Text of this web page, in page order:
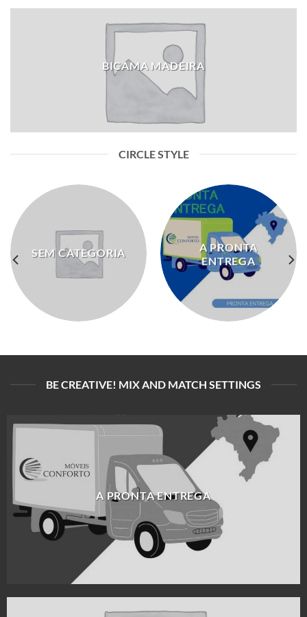
BICAMA MADEIRA
CIRCLE STYLE
SEM CATEGORIA
A PRONTA
ENTREGA
BE CREATIVE! MIX AND MATCH SETTINGS
A PRONTA ENTREGA